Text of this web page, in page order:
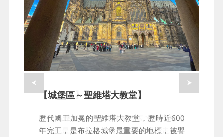
【城堡區】
布拉格城堡區是捷克最具代表性的地標之
一，也是世界上最大的古堡建築群。走進這
【城堡區～聖維塔大教堂】
歷代國王加冕的聖維塔大教堂，歷時近600
年完工，是布拉格城堡最重要的地標，被譽